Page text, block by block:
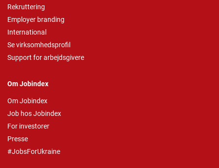
Rekruttering
Employer branding
International
Se virksomhedsprofil
Support for arbejdsgivere
Om Jobindex
Om Jobindex
Job hos Jobindex
For investorer
Presse
#JobsForUkraine